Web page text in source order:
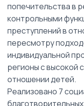
попечительства в
контрольными
преступлений в
пересмотру
индивидуальной
регионы с высокой
отношении детей.
Реализовано 7